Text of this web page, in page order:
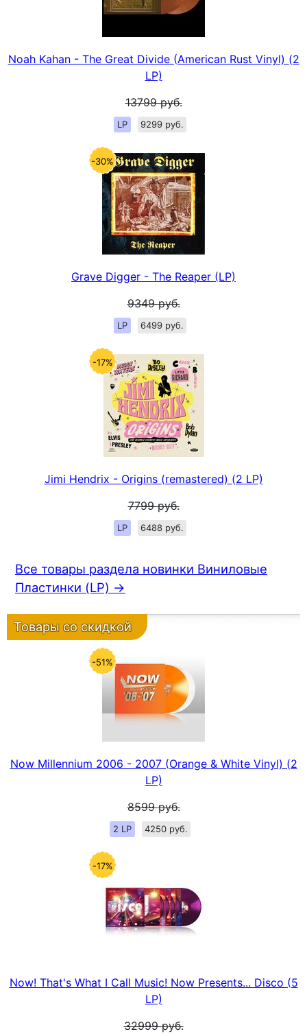
Noah Kahan - The Great Divide (American Rust Vinyl) (2
LP)
13799руб.
LP 9299 руб.
-30%
Grave Digger - The Reaper (LP)
9349руб.
LP 6499 руб.
-17%
Jimi Hendrix - Origins (remastered) (2 LP)
7799руб.
LP 6488 руб.
Все товары раздела новинки Виниловые
Пластинки (LP) →
Товары со скидкой
-51%
Now Millennium 2006 - 2007 (Orange & White Vinyl) (2
LP)
8599руб.
2 LP 4250 руб.
-17%
Now! That's What I Call Music! Now Presents... Disco (5
LP)
32999руб.